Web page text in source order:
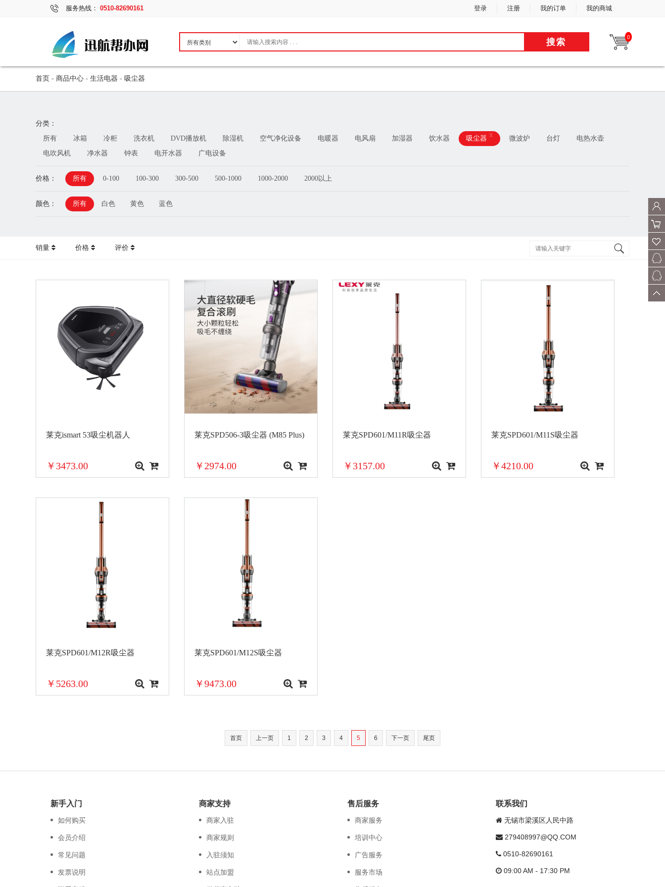
服务热线： 0510-82690161 登录 注册 我的订单 我的商城
搜索 0
首页 - 商品中心 - 生活电器 - 吸尘器
分类：
所有
冰箱 冷柜 洗衣机 DVD播放机 除湿机 空气净化设备 电暖器 电风扇 加湿器 饮水器 吸尘器
x
微波炉 台灯
电热水壶
电吹风机
净水器 钟表 电开水器 广电设备
价格： 所有 0-100 100-300 300-500 500-1000 1000-2000 2000以上
颜色： 所有 白色 黄色 蓝色
销量 价格 评价
莱克ismart 53吸尘机器人
￥3473.00
莱克SPD506-3吸尘器 (M85 Plus)
￥2974.00
莱克SPD601/M11R吸尘器
￥3157.00
莱克SPD601/M11S吸尘器
￥4210.00
莱克SPD601/M12R吸尘器
￥5263.00
莱克SPD601/M12S吸尘器
￥9473.00
首页 上一页 1 2 3 4 5 6 下一页 尾页
新手入门
如何购买
会员介绍
常见问题
发票说明
商家支持
商家入驻
商家规则
入驻须知
站点加盟
售后服务
商家服务
培训中心
广告服务
服务市场
联系我们
无锡市梁溪区人民中路
279408997@QQ.COM
0510-82690161
09:00 AM - 17:30 PM
会员
购物
车
收藏
客服
售后